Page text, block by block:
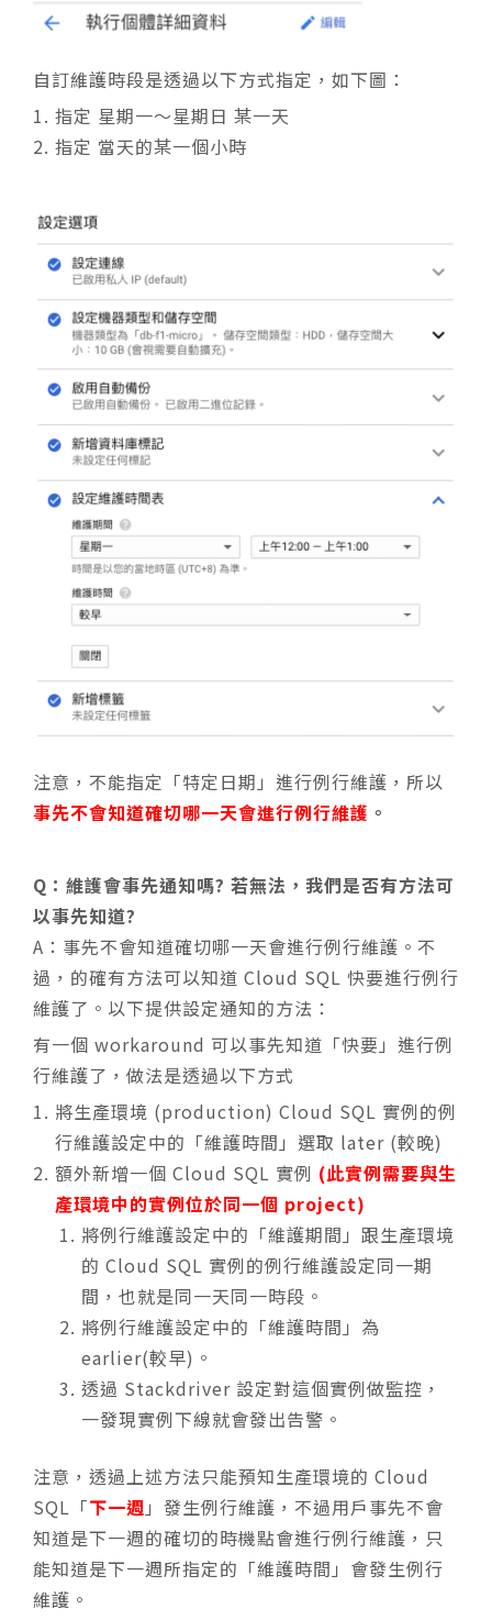
自訂維護時段是透過以下方式指定，如下圖：
指定 星期一～星期日 某一天
指定 當天的某一個小時
注意，不能指定「特定日期」進行例行維護，所以
事先不會知道確切哪一天會進行例行維護 。
Q：維護會事先通知嗎? 若無法，我們是否有方法可
以事先知道?
A：事先不會知道確切哪一天會進行例行維護。不
過，的確有方法可以知道 Cloud SQL 快要進行例行
維護了。以下提供設定通知的方法：
有一個 workaround 可以事先知道「快要」進行例
行維護了，做法是透過以下方式
將生產環境 (production) Cloud SQL 實例的例
行維護設定中的「維護時間」選取 later (較晚)
額外新增一個 Cloud SQL 實例 (此實例需要與生
產環境中的實例位於同一個 project)
將例行維護設定中的「維護期間」跟生產環境
的 Cloud SQL 實例的例行維護設定同一期
間，也就是同一天同一時段。
將例行維護設定中的「維護時間」為
earlier(較早)。
透過 Stackdriver 設定對這個實例做監控，
一發現實例下線就會發出告警。
注意，透過上述方法只能預知生產環境的 Cloud
SQL「下一週 」發生例行維護，不過用戶事先不會
知道是下一週的確切的時機點會進行例行維護，只
能知道是下一週所指定的「維護時間」會發生例行
維護。